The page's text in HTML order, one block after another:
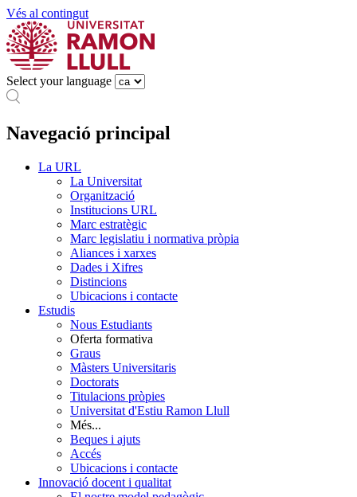
Vés al contingut
Select your language
Navegació principal
La URL
La Universitat
Organització
Institucions URL
Marc estratègic
Marc legislatiu i normativa pròpia
Aliances i xarxes
Dades i Xifres
Distincions
Ubicacions i contacte
Estudis
Nous Estudiants
Oferta formativa
Graus
Màsters Universitaris
Doctorats
Titulacions pròpies
Universitat d'Estiu Ramon Llull
Més...
Beques i ajuts
Accés
Ubicacions i contacte
Innovació docent i qualitat